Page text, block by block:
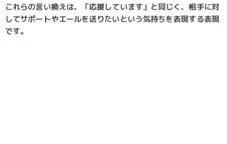
これらの言い換えは、「応援しています」と同じく、相手に対
してサポートやエールを送りたいという気持ちを表現する表現
です。